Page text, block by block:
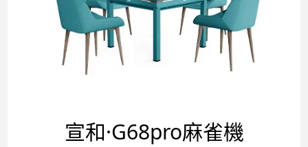
宣和·G68pro麻雀機